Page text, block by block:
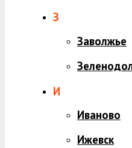
З
Заволжье
И
Иваново
Ижевск